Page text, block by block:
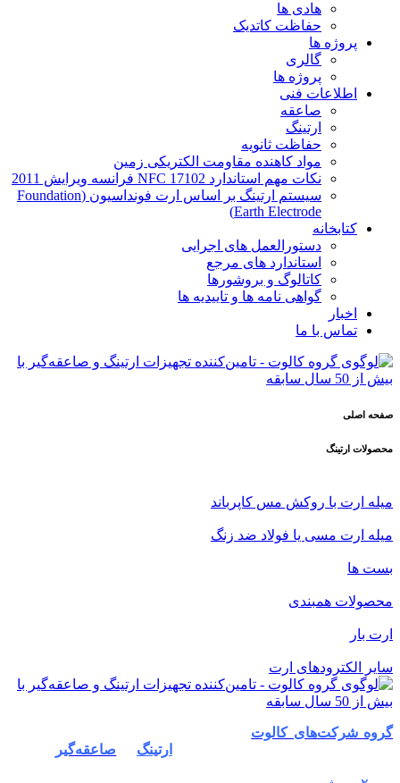
هادی ها
حفاظت کاتدیک
پروژه ها
گالری
پروژه ها
اطلاعات فنی
صاعقه
ارتینگ
حفاظت ثانویه
مواد کاهنده مقاومت الکتریکی زمین
نکات مهم استاندارد NFC 17102 فرانسه ویرایش 2011
سیستم ارتینگ بر اساس ارت فونداسیون (Foundation
Earth Electrode)
کتابخانه
دستورالعمل های اجرایی
استاندارد های مرجع
کاتالوگ و بروشورها
گواهی نامه ها و تاییدیه ها
اخبار
تماس با ما
صفحه اصلی
محصولات ارتینگ
میله ارت با روکش مس کاپرباند
میله ارت مسی یا فولاد ضد زنگ
بست ها
محصولات همبندی
ارت بار
سایر الکترودهای ارت
گروه شرکت‌های کالوت
ارتینگ صاعقه‌گیر